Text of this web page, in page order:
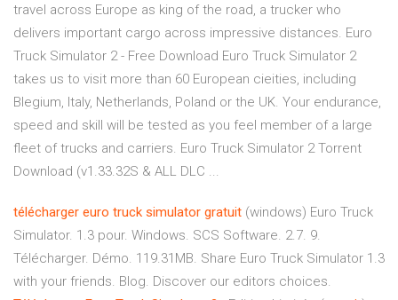
travel across Europe as king of the road, a trucker who
delivers important cargo across impressive distances. Euro
Truck Simulator 2 - Free Download Euro Truck Simulator 2
takes us to visit more than 60 European cieities, including
Blegium, Italy, Netherlands, Poland or the UK. Your endurance,
speed and skill will be tested as you feel member of a large
fleet of trucks and carriers. Euro Truck Simulator 2 Torrent
Download (v1.33.32S & ALL DLC ...
télécharger euro truck simulator gratuit (windows) Euro Truck
Simulator. 1.3 pour. Windows. SCS Software. 2.7. 9.
Télécharger. Démo. 119.31MB. Share Euro Truck Simulator 1.3
with your friends. Blog. Discover our editors choices.